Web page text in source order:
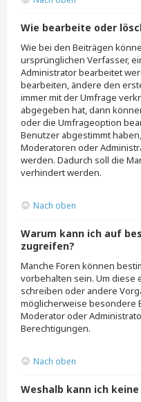
Wie bearbeite oder
Wie bei den Beiträgen
ursprünglichen Verfasser,
Administrator bearbeitet
bearbeiten, ändere den
immer mit der Umfrage
abgegeben hat, dann
oder die Umfrageoption
Benutzer abgestimmt
Moderatoren oder
werden. Dadurch soll die
verhindert werden.
Nach oben
Warum kann ich auf
zugreifen?
Manche Foren können
vorbehalten sein. Um diese
schreiben oder andere
möglicherweise besondere
Moderator oder
Berechtigungen.
Nach oben
Weshalb kann ich